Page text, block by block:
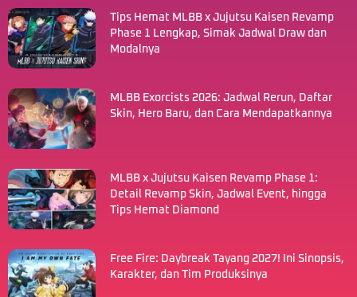
Tips Hemat MLBB x Jujutsu Kaisen Revamp
Phase 1 Lengkap, Simak Jadwal Draw dan
Modalnya
MLBB Exorcists 2026: Jadwal Rerun, Daftar
Skin, Hero Baru, dan Cara Mendapatkannya
MLBB x Jujutsu Kaisen Revamp Phase 1:
Detail Revamp Skin, Jadwal Event, hingga
Tips Hemat Diamond
Free Fire: Daybreak Tayang 2027! Ini Sinopsis,
Karakter, dan Tim Produksinya